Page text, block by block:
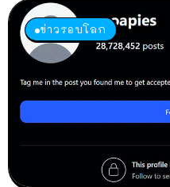
ข่าวรอบโลก